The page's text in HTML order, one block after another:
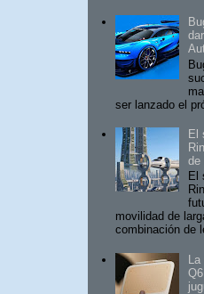
ser lanzado el
El
de
El
movilidad de
combinación de
La